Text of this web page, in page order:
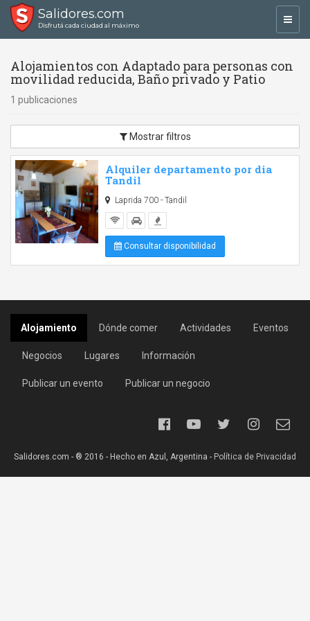
Salidores.com
Disfrutá cada ciudad al máximo
Alojamientos con Adaptado para personas con
movilidad reducida, Baño privado y Patio
1 publicaciones
Mostrar filtros
Alquiler departamento por dia
Tandil
Laprida 700 - Tandil
Consultar disponibilidad
Alojamiento Dónde comer Actividades Eventos
Negocios Lugares Información
Publicar un evento Publicar un negocio
Salidores.com - ® 2016 - Hecho en Azul, Argentina - Política de Privacidad